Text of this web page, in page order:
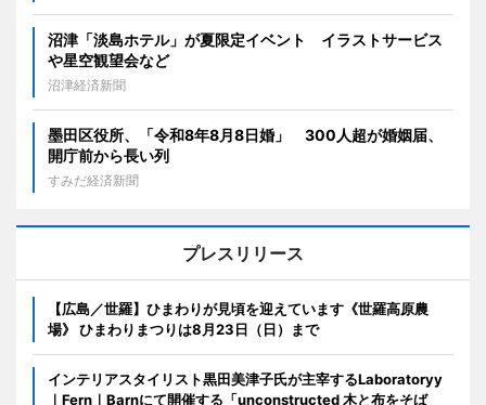
沼津「淡島ホテル」が夏限定イベント イラストサービス
や星空観望会など
沼津経済新聞
墨田区役所、「令和8年8月8日婚」 300人超が婚姻届、
開庁前から長い列
すみだ経済新聞
プレスリリース
【広島／世羅】ひまわりが見頃を迎えています《世羅高原農
場》 ひまわりまつりは8月23日（日）まで
インテリアスタイリスト黒田美津子氏が主宰するLaboratoryy
｜Fern｜Barnにて開催する「unconstructed 木と布をそば